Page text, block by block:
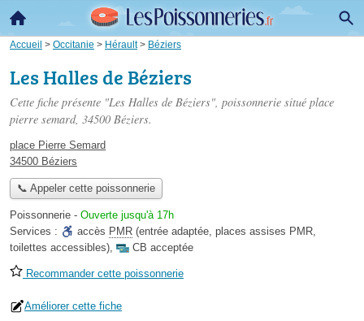
Accueil > Occitanie > Hérault> Béziers
Les Halles de Béziers
Cette fiche présente "Les Halles de Béziers", poissonnerie situé place
pierre semard, 34500 Béziers.
place Pierre Semard
34500 Béziers
📞 Appeler cette poissonnerie
Poissonnerie - Ouverte jusqu'à 17h
Services :
accès PMR (entrée adaptée, places assises PMR,
toilettes accessibles), CB acceptée
Recommander cette poissonnerie
Améliorer cette fiche